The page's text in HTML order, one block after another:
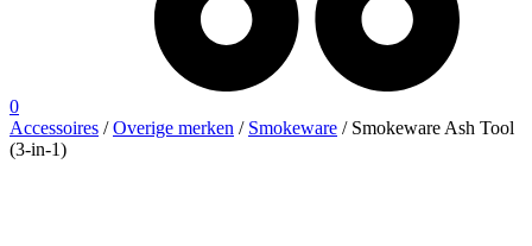
0
Accessoires /Overige merken / Smokeware / Smokeware Ash Tool
(3-in-1)